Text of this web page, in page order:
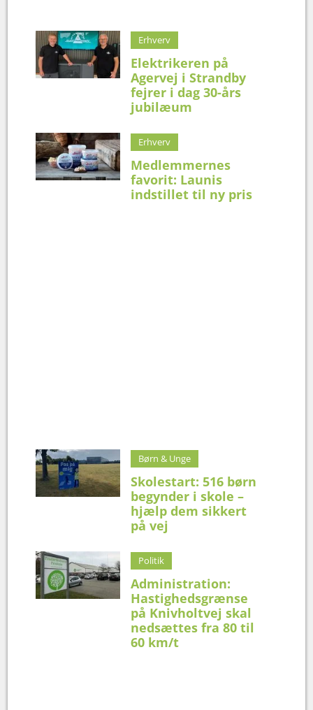
Erhverv
Elektrikeren på
Agervej i Strandby
fejrer i dag 30-års
jubilæum
Erhverv
Medlemmernes
favorit: Launis
indstillet til ny pris
Børn & Unge
Skolestart: 516 børn
begynder i skole –
hjælp dem sikkert
på vej
Politik
Administration:
Hastighedsgrænse
på Knivholtvej skal
nedsættes fra 80 til
60 km/t